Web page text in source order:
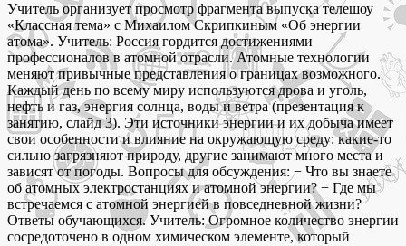
Учитель организует просмотр фрагмента выпуска телешоу
«Классная тема» с Михаилом Скрипкиным «Об энергии
атома». Учитель: Россия гордится достижениями
профессионалов в атомной отрасли. Атомные технологии
меняют привычные представления о границах возможного.
Каждый день по всему миру используются дрова и уголь,
нефть и газ, энергия солнца, воды и ветра (презентация к
занятию, слайд 3). Эти источники энергии и их добыча имеет
свои особенности и влияние на окружающую среду: какие-то
сильно загрязняют природу, другие занимают много места и
зависят от погоды. Вопросы для обсуждения: − Что вы знаете
об атомных электростанциях и атомной энергии? − Где мы
встречаемся с атомной энергией в повседневной жизни?
Ответы обучающихся. Учитель: Огромное количество энергии
сосредоточено в одном химическом элементе, который